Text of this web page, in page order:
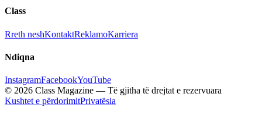
Class
Rreth neshKontaktReklamoKarriera
Ndiqna
InstagramFacebookYouTube
© 2026 Class Magazine — Të gjitha të drejtat e rezervuara
Kushtet e përdorimitPrivatësia